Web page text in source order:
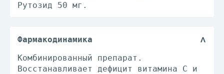
Рутозид 50 мг.
Фармакодинамика
Комбинированный препарат.
Восстанавливает дефицит витамина С и